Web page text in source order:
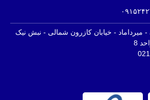
- میرداماد - خیابان کازرون شمالی - نبش نیک